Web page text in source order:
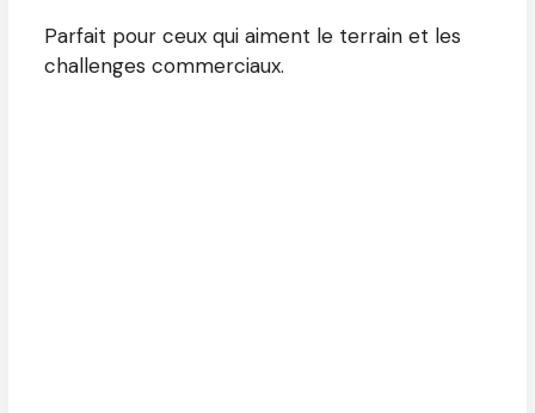
Parfait pour ceux qui aiment le terrain et les
challenges commerciaux.